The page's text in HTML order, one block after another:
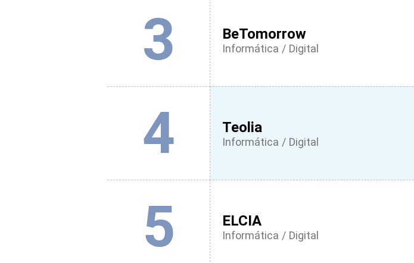
3 BeTomorrow
Informática / Digital
4 Teolia
Informática / Digital
5 ELCIA
Informática / Digital